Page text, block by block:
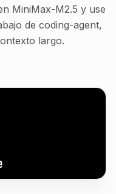
MiniMax-M2.5 y use
de coding-agent,
largo.